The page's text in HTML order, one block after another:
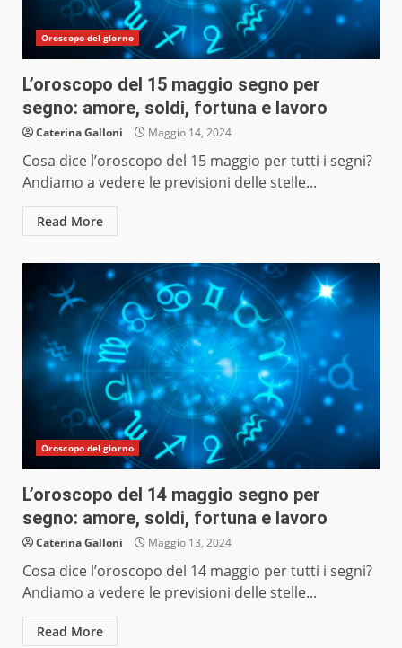
Oroscopo del giorno
L’oroscopo del 15 maggio segno per
segno: amore, soldi, fortuna e lavoro
Caterina Galloni Maggio 14, 2024
Cosa dice l’oroscopo del 15 maggio per tutti i segni?
Andiamo a vedere le previsioni delle stelle...
Read More
Oroscopo del giorno
L’oroscopo del 14 maggio segno per
segno: amore, soldi, fortuna e lavoro
Caterina Galloni Maggio 13, 2024
Cosa dice l’oroscopo del 14 maggio per tutti i segni?
Andiamo a vedere le previsioni delle stelle...
Read More